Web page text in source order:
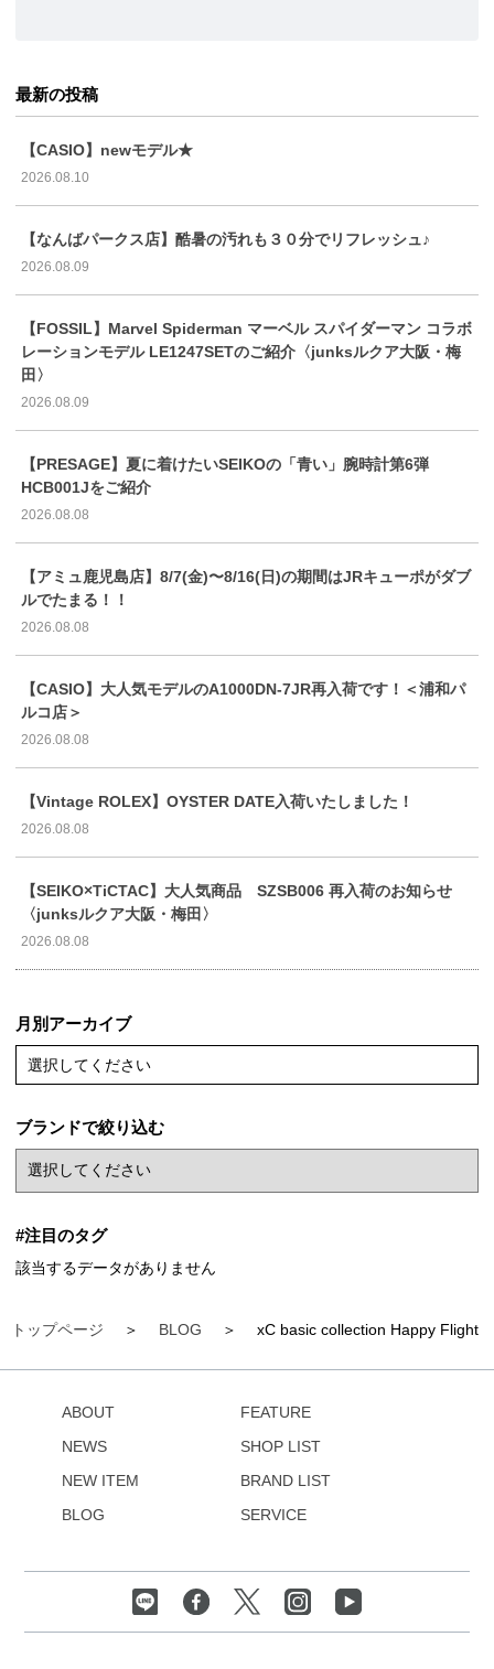
トップページ BLOG xC basic collection Happy Flight
最新の投稿
【CASIO】newモデル★
2026.08.10
【なんばパークス店】酷暑の汚れも３０分でリフレッシュ♪
2026.08.09
【FOSSIL】Marvel Spiderman マーベル スパイダーマン コラボ
レーションモデル LE1247SETのご紹介〈junksルクア大阪・梅
田〉
2026.08.09
【PRESAGE】夏に着けたいSEIKOの「青い」腕時計第6弾
HCB001Jをご紹介
2026.08.08
【アミュ鹿児島店】8/7(金)〜8/16(日)の期間はJRキューポがダブ
ルでたまる！！
2026.08.08
【CASIO】大人気モデルのA1000DN-7JR再入荷です！＜浦和パ
ルコ店＞
2026.08.08
【Vintage ROLEX】OYSTER DATE入荷いたしました！
2026.08.08
【SEIKO×TiCTAC】大人気商品 SZSB006 再入荷のお知らせ
〈junksルクア大阪・梅田〉
2026.08.08
月別アーカイブ
選択してください
ブランドで絞り込む
#注目のタグ
該当するデータがありません
ABOUT
NEWS
NEW ITEM
BLOG
FEATURE
SHOP LIST
BRAND LIST
SERVICE